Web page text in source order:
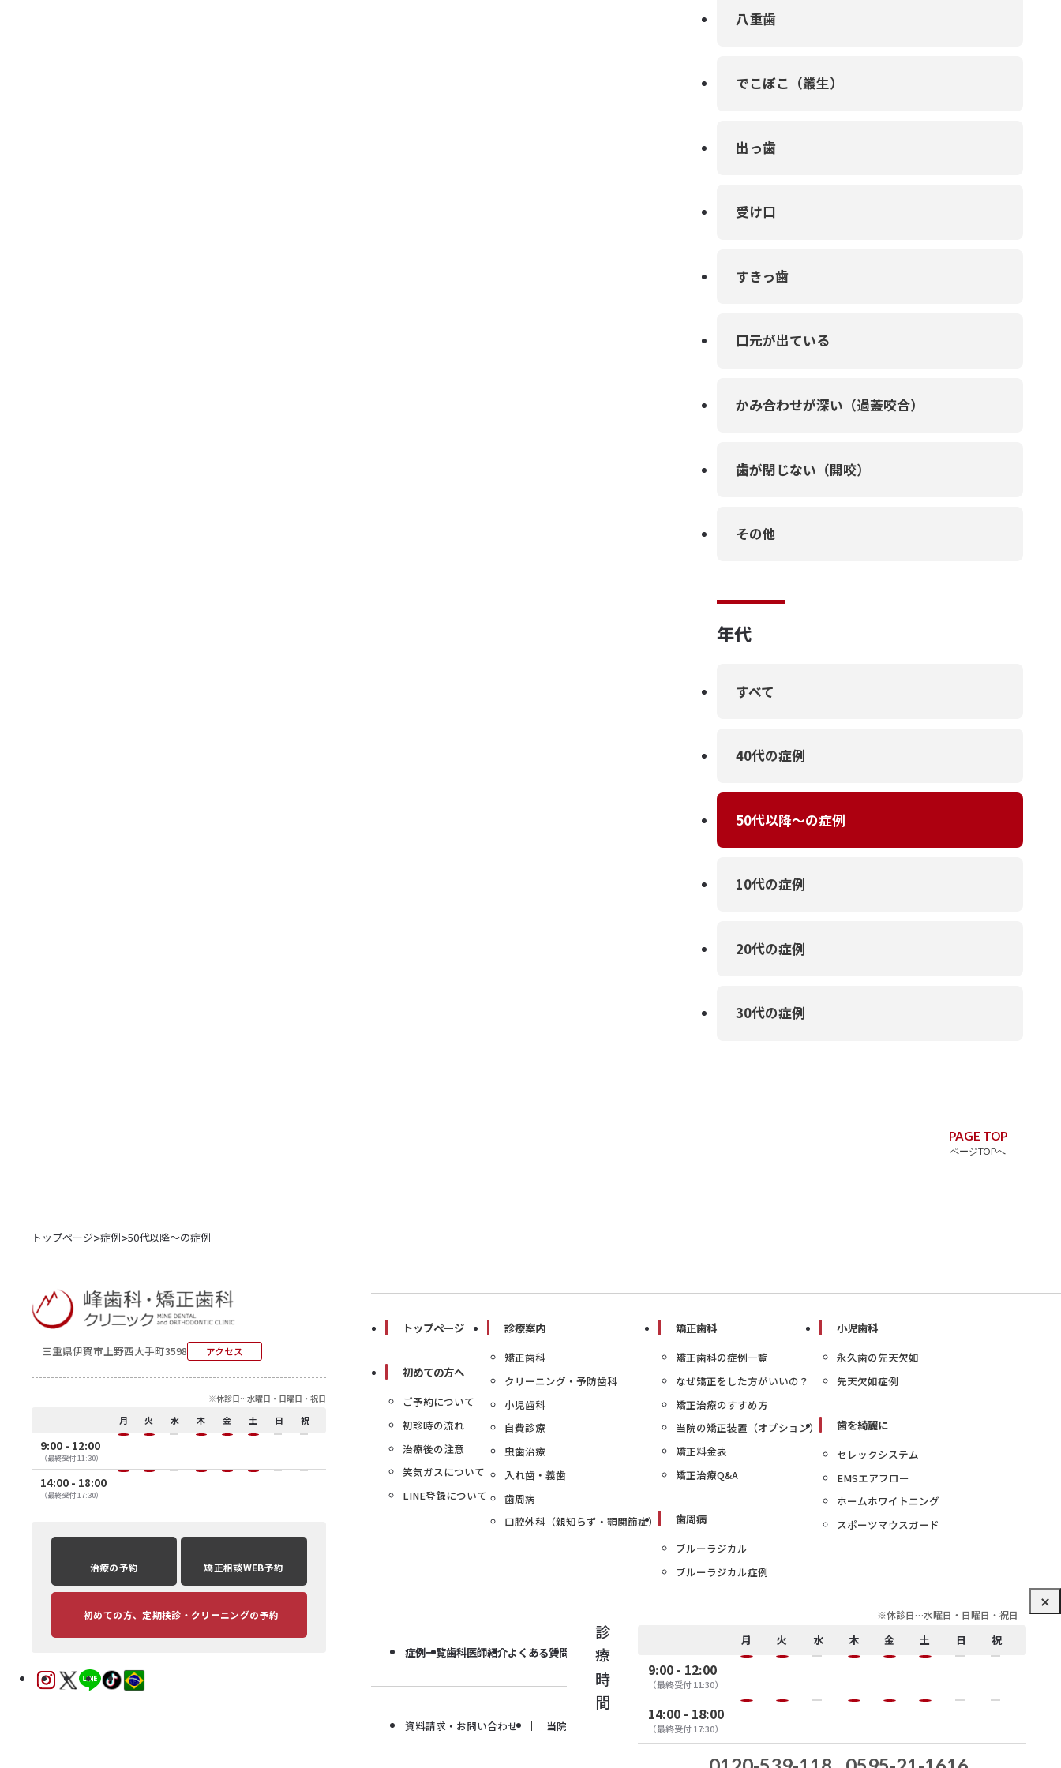
診療時間
※休診日…水曜日・日曜日・祝日
月 火 水 木 金 土 日 祝
9:00 - 12:00
（最終受付 11:30）
14:00 - 18:00
（最終受付 17:30）
八重歯
でこぼこ（叢生）
出っ歯
受け口
すきっ歯
口元が出ている
かみ合わせが深い（過蓋咬合）
歯が閉じない（開咬）
その他
年代
すべて
40代の症例
50代以降～の症例
10代の症例
20代の症例
30代の症例
PAGE TOP
ページTOPへ
トップページ>症例>50代以降～の症例
三重県伊賀市上野西大手町3598 アクセス
※休診日…水曜日・日曜日・祝日
月 火 水 木 金 土 日 祝
9:00 - 12:00
（最終受付 11:30）
14:00 - 18:00
（最終受付 17:30）
治療の予約 矯正相談WEB予約
初めての方、定期検診・クリーニングの予約
トップページ
初めての方へ
ご予約について
初診時の流れ
治療後の注意
笑気ガスについて
LINE登録について
診療案内
矯正歯科
クリーニング・予防歯科
小児歯科
自費診療
虫歯治療
入れ歯・義歯
歯周病
口腔外科（親知らず・顎関節症）
矯正歯科
矯正歯科の症例一覧
なぜ矯正をした方がいいの？
矯正治療のすすめ方
当院の矯正装置（オプション）
矯正料金表
矯正治療Q&A
歯周病
ブルーラジカル
ブルーラジカル症例
小児歯科
永久歯の先天欠如
先天欠如症例
歯を綺麗に
セレックシステム
EMSエアフロー
ホームホワイトニング
スポーツマウスガード
症例一覧歯科医師紹介よくある質問 求人情報
資料請求・お問い合わせ 当院の施設基準について プライバシーポリシー